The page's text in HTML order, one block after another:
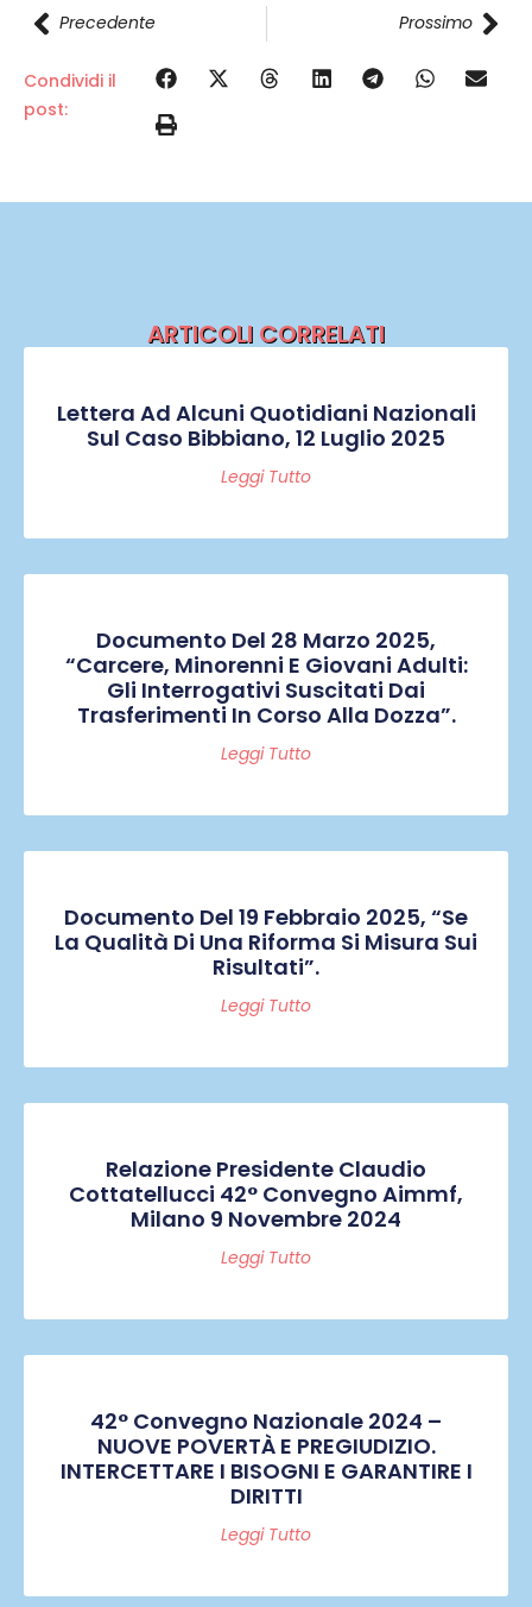
Precedente Prossimo
Condividi il
post:
ARTICOLI CORRELATI
Lettera Ad Alcuni Quotidiani Nazionali
Sul Caso Bibbiano, 12 Luglio 2025
Leggi Tutto
Documento Del 28 Marzo 2025,
“Carcere, Minorenni E Giovani Adulti:
Gli Interrogativi Suscitati Dai
Trasferimenti In Corso Alla Dozza”.
Leggi Tutto
Documento Del 19 Febbraio 2025, “Se
La Qualità Di Una Riforma Si Misura Sui
Risultati”.
Leggi Tutto
Relazione Presidente Claudio
Cottatellucci 42° Convegno Aimmf,
Milano 9 Novembre 2024
Leggi Tutto
42° Convegno Nazionale 2024 –
NUOVE POVERTÀ E PREGIUDIZIO.
INTERCETTARE I BISOGNI E GARANTIRE I
DIRITTI
Leggi Tutto